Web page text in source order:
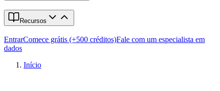
Recursos
EntrarComece grátis (+500 créditos)Fale com um especialista em
dados
Início